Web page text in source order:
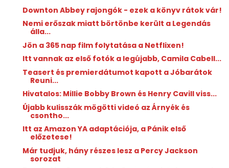
Downton Abbey rajongók - ezek a könyv rátok vár!
Nemi erőszak miatt börtönbe került a Legendás
álla...
Jön a 365 nap film folytatása a Netflixen!
Itt vannak az első fotók a legújabb, Camila Cabell...
Teasert és premierdátumot kapott a Jóbarátok
Reuni...
Hivatalos: Millie Bobby Brown és Henry Cavill viss...
Újabb kulisszák mögötti videó az Árnyék és
csontho...
Itt az Amazon YA adaptációja, a Pánik első
előzetese!
Már tudjuk, hány részes lesz a Percy Jackson
sorozat